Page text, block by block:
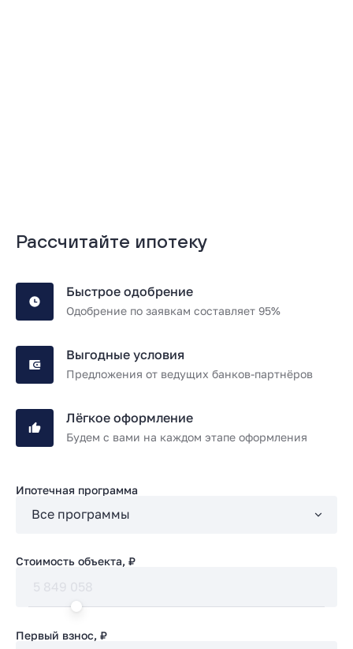
Рассчитайте ипотеку
Быстрое одобрение
Одобрение по заявкам составляет 95%
Выгодные условия
Предложения от ведущих банков-партнёров
Лёгкое оформление
Будем с вами на каждом этапе оформления
Ипотечная программа
Стоимость объекта, ₽
Первый взнос, ₽